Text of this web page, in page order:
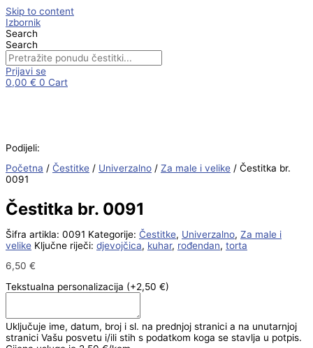
Skip to content
Izbornik
Search
Search
Prijavi se
0,00 € 0 Cart
Podijeli:
Početna / Čestitke / Univerzalno / Za male i velike / Čestitka br.
0091
Čestitka br. 0091
Šifra artikla: 0091 Kategorije: Čestitke, Univerzalno, Za male i
velike Ključne riječi: djevojčica, kuhar, rođendan, torta
6,50 €
Tekstualna personalizacija (+2,50 €)
Uključuje ime, datum, broj i sl. na prednjoj stranici a na unutarnjoj
stranici Vašu posvetu i/ili stih s podatkom koga se stavlja u potpis.